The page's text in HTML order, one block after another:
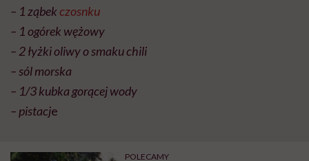
– 1 ząbekczosnku
– 1 ogórek wężowy
– 2 łyżki oliwy o smaku chili
– sól morska
– 1/3 kubka gorącej wody
– pistacje
POLECAMY